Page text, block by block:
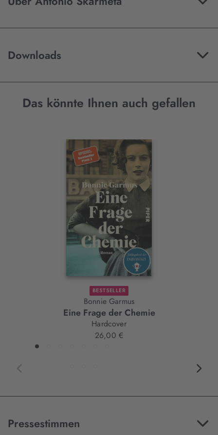
Downloads
Das könnte Ihnen auch gefallen
Interaktives
BESTSELLER
Bonnie Garmus
Eine Frage der Chemie
Hardcover
26,00 €
Pressestimmen